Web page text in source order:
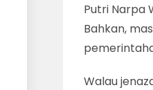
Putri Narpa
Bahkan,
Walau